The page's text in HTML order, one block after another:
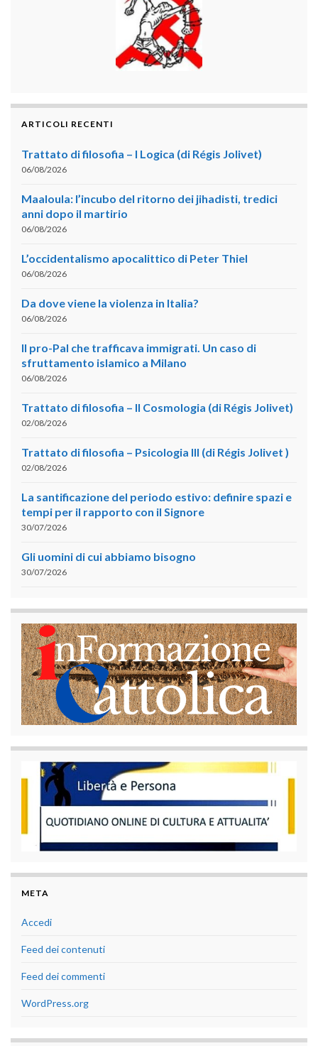
ARTICOLI RECENTI
Trattato di filosofia – I Logica (di Régis Jolivet)
06/08/2026
Maaloula: l’incubo del ritorno dei jihadisti, tredici
anni dopo il martirio
06/08/2026
L’occidentalismo apocalittico di Peter Thiel
06/08/2026
Da dove viene la violenza in Italia?
06/08/2026
Il pro-Pal che trafficava immigrati. Un caso di
sfruttamento islamico a Milano
06/08/2026
Trattato di filosofia – II Cosmologia (di Régis Jolivet)
02/08/2026
Trattato di filosofia – Psicologia III (di Régis Jolivet )
02/08/2026
La santificazione del periodo estivo: definire spazi e
tempi per il rapporto con il Signore
30/07/2026
Gli uomini di cui abbiamo bisogno
30/07/2026
META
Accedi
Feed dei contenuti
Feed dei commenti
WordPress.org